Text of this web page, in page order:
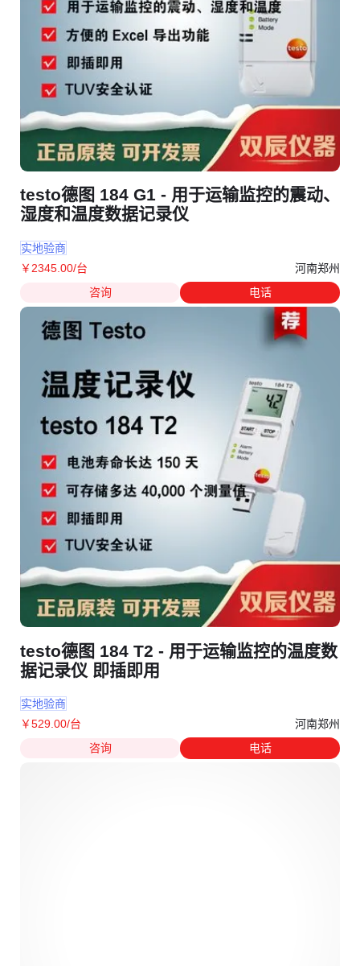
testo德图 184 G1 - 用于运输监控的震动、
湿度和温度数据记录仪
实地验商
￥ 2345 .00/台
河南郑州
咨询
电话
testo德图 184 T2 - 用于运输监控的温度数
据记录仪 即插即用
实地验商
￥529.00/台
河南郑州
咨询
电话